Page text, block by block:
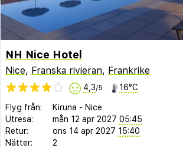
NH Nice Hotel
Nice, Franska rivieran, Frankrike
4,3/5 16°C
Flyg från: Kiruna - Nice
Utresa:
mån 12 apr 2027 05:45
Retur:
ons 14 apr 2027 15:40
Nätter:
2